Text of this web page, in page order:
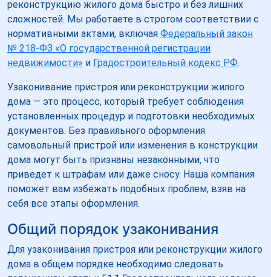
реконструкцию жилого дома быстро и без лишних
сложностей. Мы работаете в строгом соответствии с
нормативными актами, включая Федеральный закон
№ 218-ФЗ «О государственной регистрации
недвижимости» и Градостроительный кодекс РФ.
Узаконивание пристроя или реконструкции жилого
дома — это процесс, который требует соблюдения
установленных процедур и подготовки необходимых
документов. Без правильного оформления
самовольный пристрой или изменения в конструкции
дома могут быть признаны незаконными, что
приведет к штрафам или даже сносу. Наша компания
поможет вам избежать подобных проблем, взяв на
себя все этапы оформления.
Общий порядок узаконивания
Для узаконивания пристроя или реконструкции жилого
дома в общем порядке необходимо следовать